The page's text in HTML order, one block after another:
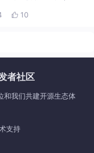
源研究院高校授牌，行业领
 10
者社区
和我们共建开源生态体
支持